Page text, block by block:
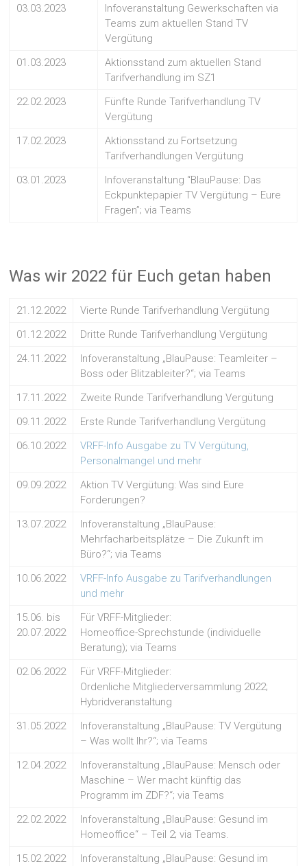
03.03.2023
Infoveranstaltung Gewerkschaften via
Teams zum aktuellen Stand TV
Vergütung
01.03.2023
Aktionsstand zum aktuellen Stand
Tarifverhandlung im SZ1
22.02.2023
Fünfte Runde Tarifverhandlung TV
Vergütung
17.02.2023
Aktionsstand zu Fortsetzung
Tarifverhandlungen Vergütung
03.01.2023
Infoveranstaltung “BlauPause: Das
Eckpunktepapier TV Vergütung – Eure
Fragen”; via Teams
Was wir 2022 für Euch getan haben
21.12.2022
Vierte Runde Tarifverhandlung Vergütung
01.12.2022
Dritte Runde Tarifverhandlung Vergütung
24.11.2022
Infoveranstaltung „BlauPause: Teamleiter –
Boss oder Blitzableiter?“; via Teams
17.11.2022
Zweite Runde Tarifverhandlung Vergütung
09.11.2022
Erste Runde Tarifverhandlung Vergütung
06.10.2022
VRFF-Info Ausgabe zu TV Vergütung,
Personalmangel und mehr
09.09.2022
Aktion TV Vergütung: Was sind Eure
Forderungen?
13.07.2022
Infoveranstaltung „BlauPause:
Mehrfacharbeitsplätze – Die Zukunft im
Büro?“; via Teams
10.06.2022
VRFF-Info Ausgabe zu Tarifverhandlungen
und mehr
15.06. bis
20.07.2022
Für VRFF-Mitglieder:
Homeoffice-Sprechstunde (individuelle
Beratung); via Teams
02.06.2022
Für VRFF-Mitglieder:
Ordenliche Mitgliederversammlung 2022;
Hybridveranstaltung
31.05.2022
Infoveranstaltung „BlauPause: TV Vergütung
– Was wollt Ihr?“; via Teams
12.04.2022
Infoveranstaltung „BlauPause: Mensch oder
Maschine – Wer macht künftig das
Programm im ZDF?“; via Teams
22.02.2022
Infoveranstaltung „BlauPause: Gesund im
Homeoffice“ – Teil 2; via Teams.
15.02.2022
Infoveranstaltung „BlauPause: Gesund im